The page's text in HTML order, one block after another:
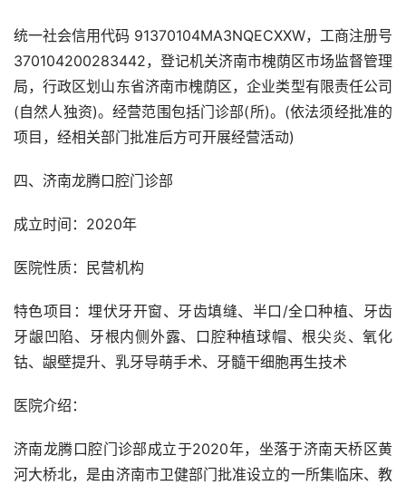
统一社会信用代码 91370104MA3NQECXXW，工商注册号
370104200283442，登记机关济南市槐荫区市场监督管理
局，行政区划山东省济南市槐荫区，企业类型有限责任公司
(自然人独资)。经营范围包括门诊部(所)。(依法须经批准的
项目，经相关部门批准后方可开展经营活动)
四、济南龙腾口腔门诊部
成立时间：2020年
医院性质：民营机构
特色项目：埋伏牙开窗、牙齿填缝、半口/全口种植、牙齿
牙龈凹陷、牙根内侧外露、口腔种植球帽、根尖炎、氧化
钴、龈壁提升、乳牙导萌手术、牙髓干细胞再生技术
医院介绍：
济南龙腾口腔门诊部成立于2020年，坐落于济南天桥区黄
河大桥北，是由济南市卫健部门批准设立的一所集临床、教